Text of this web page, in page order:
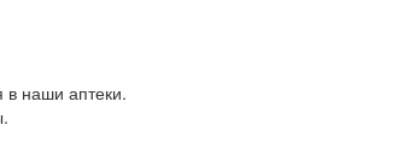
в наши аптеки.